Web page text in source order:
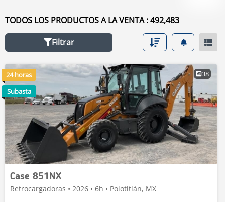
en países vecinos.
TODOS LOS PRODUCTOS A LA VENTA : 492,483
Filtrar
38
Case 851NX
Retrocargadoras • 2026 • 6h • Polotitlán, MX
24 horas
Subasta